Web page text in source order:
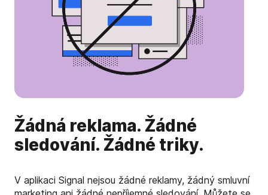
Žádná reklama. Žádné
sledování. Žádné triky.
V aplikaci Signal nejsou žádné reklamy, žádný smluvní